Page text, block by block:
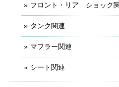
フロント・リア ショック
タンク関連
マフラー関連
シート関連